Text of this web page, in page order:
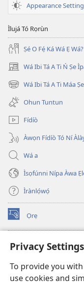
Privacy Settings
To provide you
use cookies and
Appearance
Ìlujá Tó Rọrùn
Ṣé O Fẹ́ Ká Wá Ẹ Wá?
Wá Ibi Tá A Ti Ń Ṣe
(opens
new
window)
Wá Ibi Tá A Ti Máa
(opens
new
window)
Ohun Tuntun
Fídíò
Àwọn Fídíò Tó Ní
Wá a
Ìsọfúnni Nípa Àwa
Ìrànlọ́wọ́
Ọrẹ
(opens
new
ÀKÁ ÌWÉ ORÍ
(opens
window)JW Hub
(opens
new